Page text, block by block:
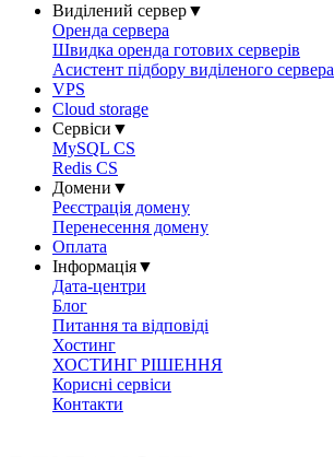
Виділений сервер▼
Оренда сервера
Швидка оренда готових серверів
Асистент підбору виділеного сервера
VPS
Cloud storage
Сервіси ▼
MySQL CS
Redis CS
Домени ▼
Реєстрація домену
Перенесення домену
Оплата
Інформація▼
Дата-центри
Блог
Питання та відповіді
Хостинг
ХОСТИНГ РІШЕННЯ
Корисні сервіси
Контакти